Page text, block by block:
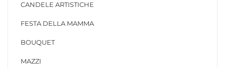
CANDELE ARTISTICHE
FESTA DELLA MAMMA
BOUQUET
MAZZI